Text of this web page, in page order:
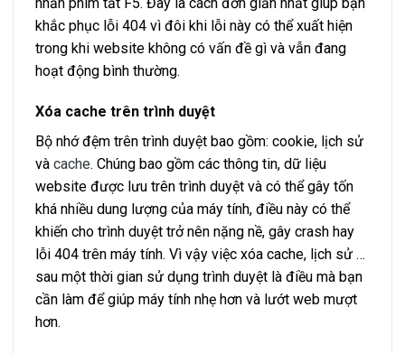
khắc phục lỗi 404 vì đôi khi lỗi này có thể xuất hiện
trong khi website không có vấn đề gì và vẫn đang
hoạt động bình thường.
Xóa cache trên trình duyệt
Bộ nhớ đệm trên trình duyệt bao gồm: cookie, lịch sử
và cache. Chúng bao gồm các thông tin, dữ liệu
website được lưu trên trình duyệt và có thể gây tốn
khá nhiều dung lượng của máy tính, điều này có thể
khiến cho trình duyệt trở nên nặng nề, gây crash hay
lỗi 404 trên máy tính. Vì vậy việc xóa cache, lịch sử …
sau một thời gian sử dụng trình duyệt là điều mà bạn
cần làm để giúp máy tính nhẹ hơn và lướt web mượt
hơn.